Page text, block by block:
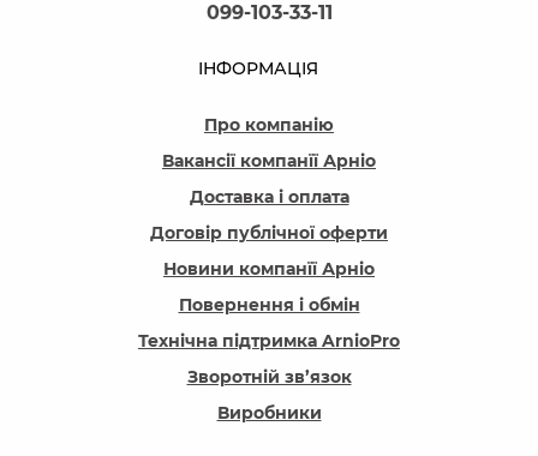
099-103-33-11
ІНФОРМАЦІЯ
Про компанію
Вакансії компанїї Арніо
Доставка і оплата
Договір публічної оферти
Новини компанїї Арніо
Повернення і обмін
Технічна підтримка ArnioPro
Зворотній зв’язок
Виробники